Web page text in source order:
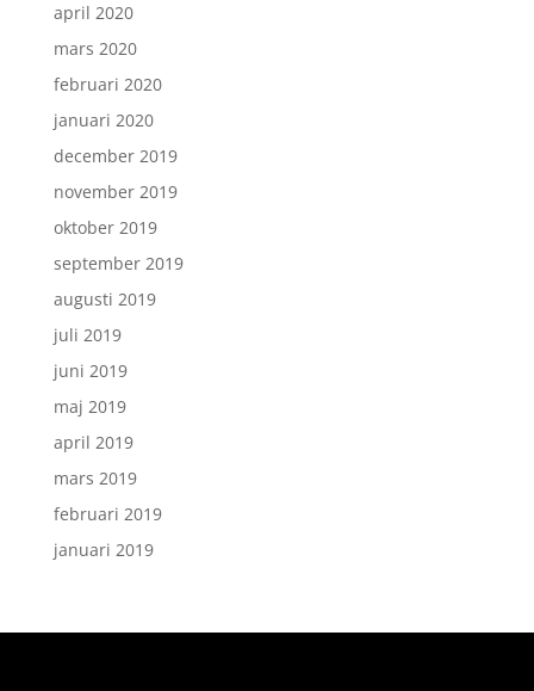
april 2020
mars 2020
februari 2020
januari 2020
december 2019
november 2019
oktober 2019
september 2019
augusti 2019
juli 2019
juni 2019
maj 2019
april 2019
mars 2019
februari 2019
januari 2019